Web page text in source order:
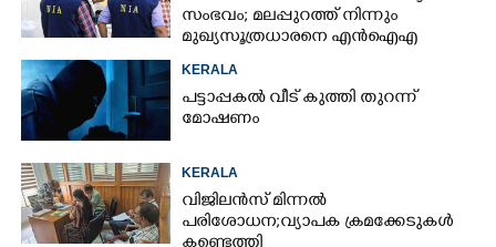
സംഭവം; മലപ്പുറത്ത് നിന്നും
മുഖ്യസൂത്രധാരനെ എൻഐഎ
അറസ്റ്റ് ചെയ്‌തു
KERALA
പട്ടാപ്പകൽ വീട് കുത്തി തുറന്ന്
മോഷണം
KERALA
വിജിലൻസ് മിന്നൽ
പരിശോധന; വ്യാപക ക്രമക്കേടുകൾ